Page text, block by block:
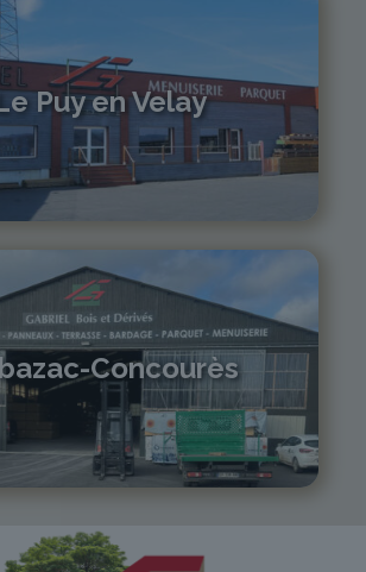
Puy en Velay
04 71 01 13 30
lepuy@gabriel-sa.fr
Concourès
05 81 55 83 89
monistrol@gabriel-sa.fr